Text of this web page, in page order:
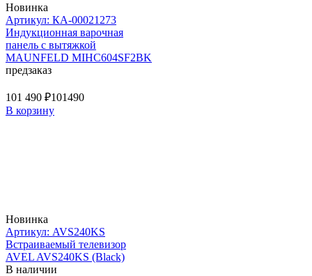
Новинка
Артикул: КА-00021273
Индукционная варочная
панель с вытяжкой
MAUNFELD MIHC604SF2BK
предзаказ
101 490 ₽101490
В корзину
Новинка
Артикул: AVS240KS
Встраиваемый телевизор
AVEL AVS240KS (Black)
В наличии